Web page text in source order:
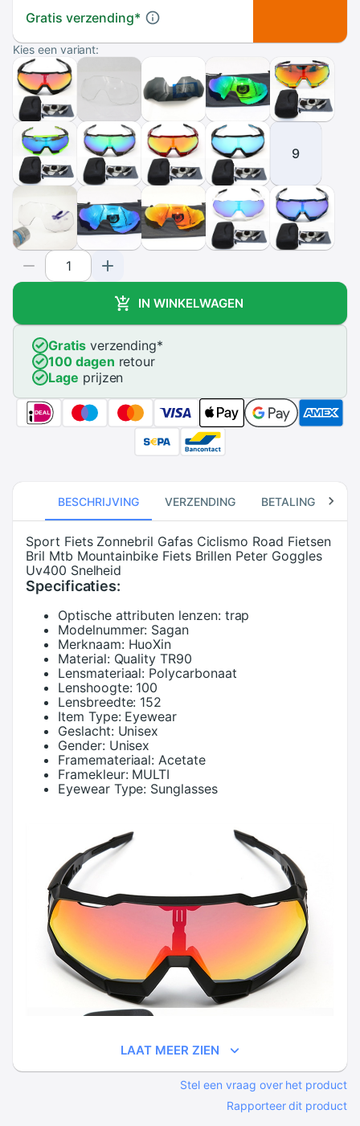
Gratis verzending*
Kies een variant:
9
IN WINKELWAGEN
Gratisverzending*
100 dagen retour
Lage prijzen
BESCHRIJVING VERZENDING BETALING
Sport Fiets Zonnebril Gafas Ciclismo Road Fietsen
Bril Mtb Mountainbike Fiets Brillen Peter Goggles
Uv400 Snelheid
Specificaties:
Optische attributen lenzen: trap
Modelnummer: Sagan
Merknaam: HuoXin
Material: Quality TR90
Lensmateriaal: Polycarbonaat
Lenshoogte: 100
Lensbreedte: 152
Item Type: Eyewear
Geslacht: Unisex
Gender: Unisex
Framemateriaal: Acetate
Framekleur: MULTI
Eyewear Type: Sunglasses
LAAT MEER ZIEN
Stel een vraag over het product
Rapporteer dit product